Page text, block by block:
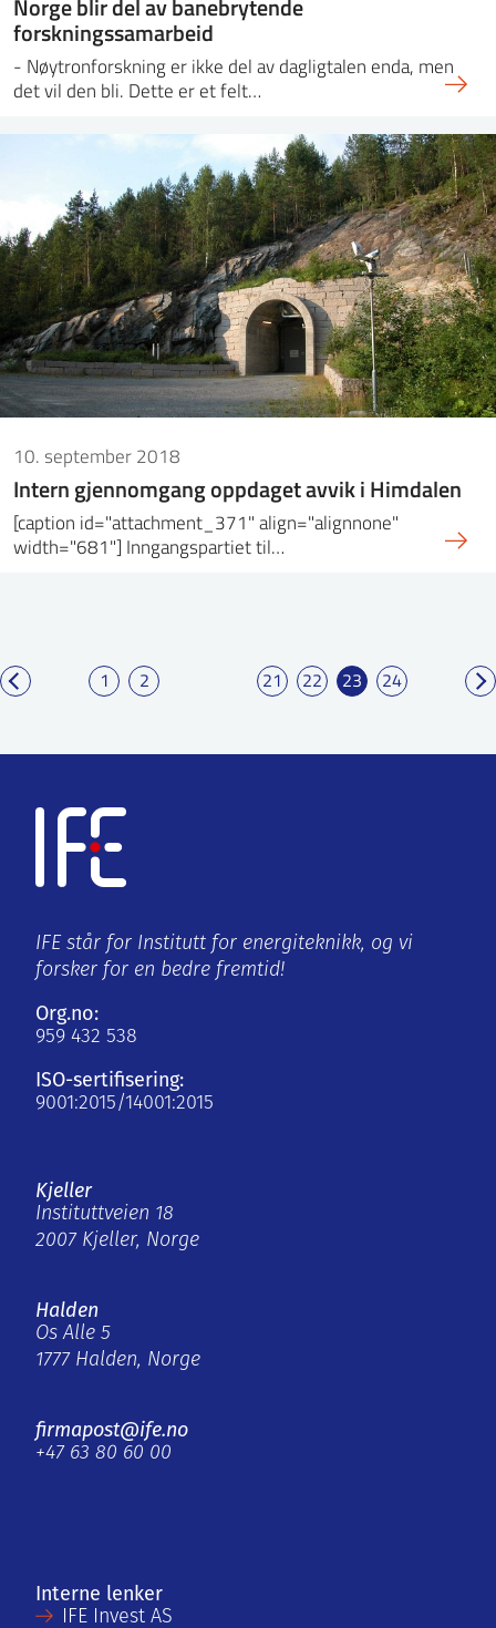
Norge blir del av banebrytende
forskningssamarbeid
- Nøytronforskning er ikke del av dagligtalen enda, men
det vil den bli. Dette er et felt…
10. september 2018
Intern gjennomgang oppdaget avvik i Himdalen
[caption id="attachment_371" align="alignnone"
width="681"] Inngangspartiet til…
1 2 21 22 23 24
IFE står for Institutt for energiteknikk, og vi
forsker for en bedre fremtid!
Org.no:
959 432 538
ISO-sertifisering:
9001:2015/14001:2015
Kjeller
Instituttveien 18
2007 Kjeller, Norge
Halden
Os Alle 5
1777 Halden, Norge
firmapost@ife.no
+47 63 80 60 00
Interne lenker
IFE Invest AS